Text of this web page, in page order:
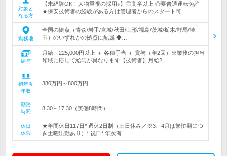
対象と
なる方
【未経験OK！人物重視の採用♪】◎高卒以上 ◎要普通運転免許
★保安技術者の経験がある方は管理者からのスタート可
勤務地
全国の拠点（青森/岩手/宮城/秋田/山形/福島/茨城/栃木/群馬/埼
玉）のいずれかの拠点に配属 ◆…
給与
月給：225,000円以上 ＋ 各種手当 ＋ 賞与（年2回）※業務の担当
領域に応じて給与が異なります【技術者】月給2…
初年度
年収
380万円～800万円
勤務
時間
8:30～17:30（実働8時間）
休日
休暇
★年間休日117日* 週休2日制（土日休み／※3、4月は繁忙期につ
き土曜出勤あり）* 祝日* 年次有…